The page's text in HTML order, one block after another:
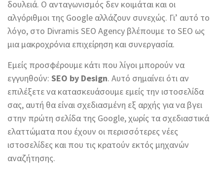
δουλειά. Ο ανταγωνισμός δεν κοιμάται και οι
αλγόριθμοι της Google αλλάζουν συνεχώς. Γι’ αυτό το
λόγο, στο Divramis SEO Agency βλέπουμε το SEO ως
μια μακροχρόνια επιχείρηση και συνεργασία.
Εμείς προσφέρουμε κάτι που λίγοι μπορούν να
εγγυηθούν: SEO by Design. Αυτό σημαίνει ότι αν
επιλέξετε να κατασκευάσουμε εμείς την ιστοσελίδα
σας, αυτή θα είναι σχεδιασμένη εξ αρχής για να βγει
στην πρώτη σελίδα της Google, χωρίς τα σχεδιαστικά
ελαττώματα που έχουν οι περισσότερες νέες
ιστοσελίδες και που τις κρατούν εκτός μηχανών
αναζήτησης.